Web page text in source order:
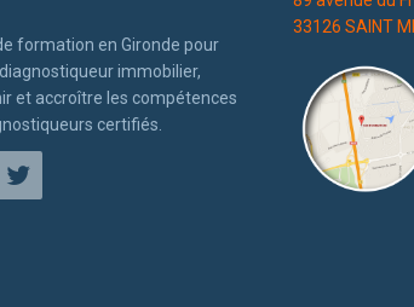
formation en Gironde pour
immobilier,
et accroître les compétences
certifiés.
33126 SAINT